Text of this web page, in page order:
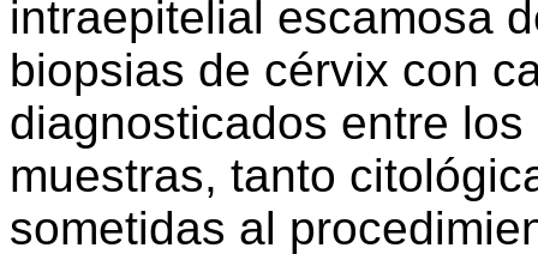
intraepitelial escamosa
biopsias de cérvix con
diagnosticados entre
muestras, tanto
sometidas al